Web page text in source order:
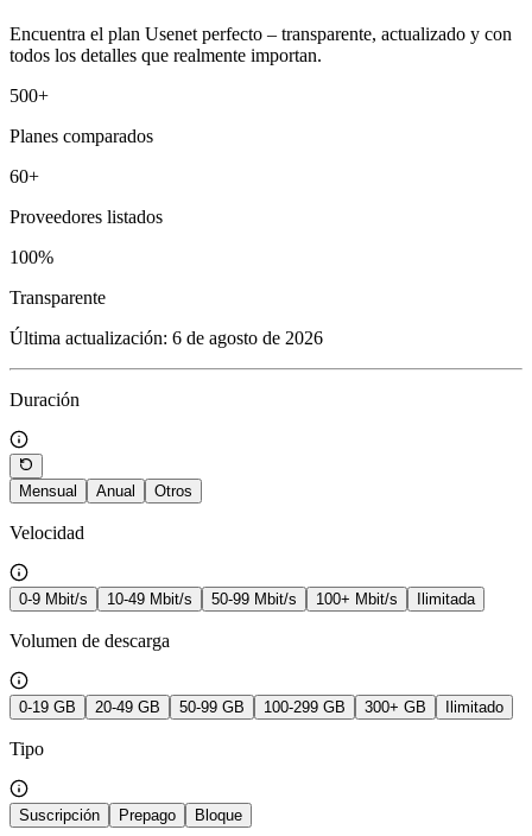
Encuentra el plan Usenet perfecto – transparente, actualizado y con
todos los detalles que realmente importan.
500+
Planes comparados
60+
Proveedores listados
100%
Transparente
Última actualización: 6 de agosto de 2026
Duración
Mensual Anual Otros
Velocidad
0-9 Mbit/s 10-49 Mbit/s 50-99 Mbit/s 100+ Mbit/s Ilimitada
Volumen de descarga
0-19 GB 20-49 GB 50-99 GB 100-299 GB 300+ GB Ilimitado
Tipo
Suscripción Prepago Bloque